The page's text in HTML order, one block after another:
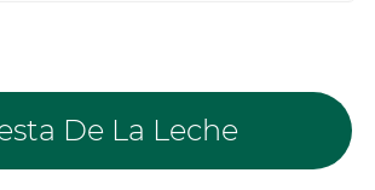
De La Leche